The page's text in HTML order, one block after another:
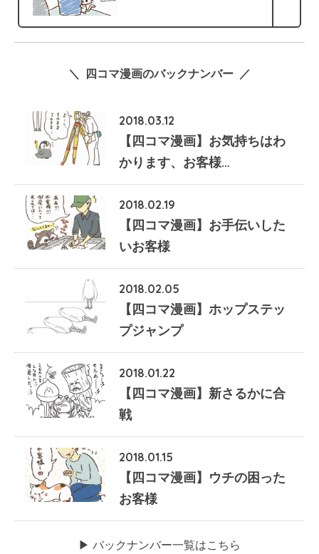
＼ 四コマ漫画のバックナンバー ／
2018.03.12
【四コマ漫画】お気持ちはわ
かります、お客様…
2018.02.19
【四コマ漫画】お手伝いした
いお客様
2018.02.05
【四コマ漫画】ホップステッ
プジャンプ
2018.01.22
【四コマ漫画】新さるかに合
戦
2018.01.15
【四コマ漫画】ウチの困った
お客様
▶︎ バックナンバー一覧はこちら